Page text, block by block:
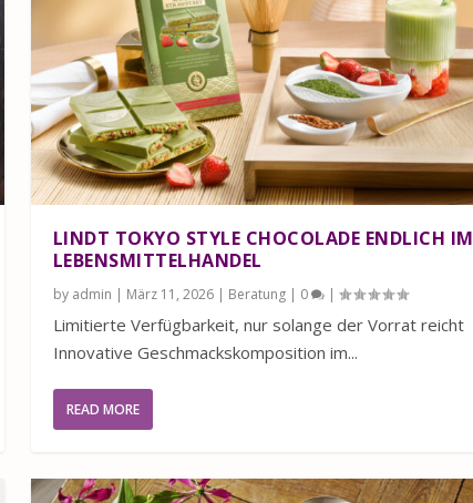
LINDT TOKYO STYLE CHOCOLADE ENDLICH IM
LEBENSMITTELHANDEL
by admin | März 11, 2026| Beratung| 0 |
Limitierte Verfügbarkeit, nur solange der Vorrat reicht
Innovative Geschmackskomposition im...
READ MORE